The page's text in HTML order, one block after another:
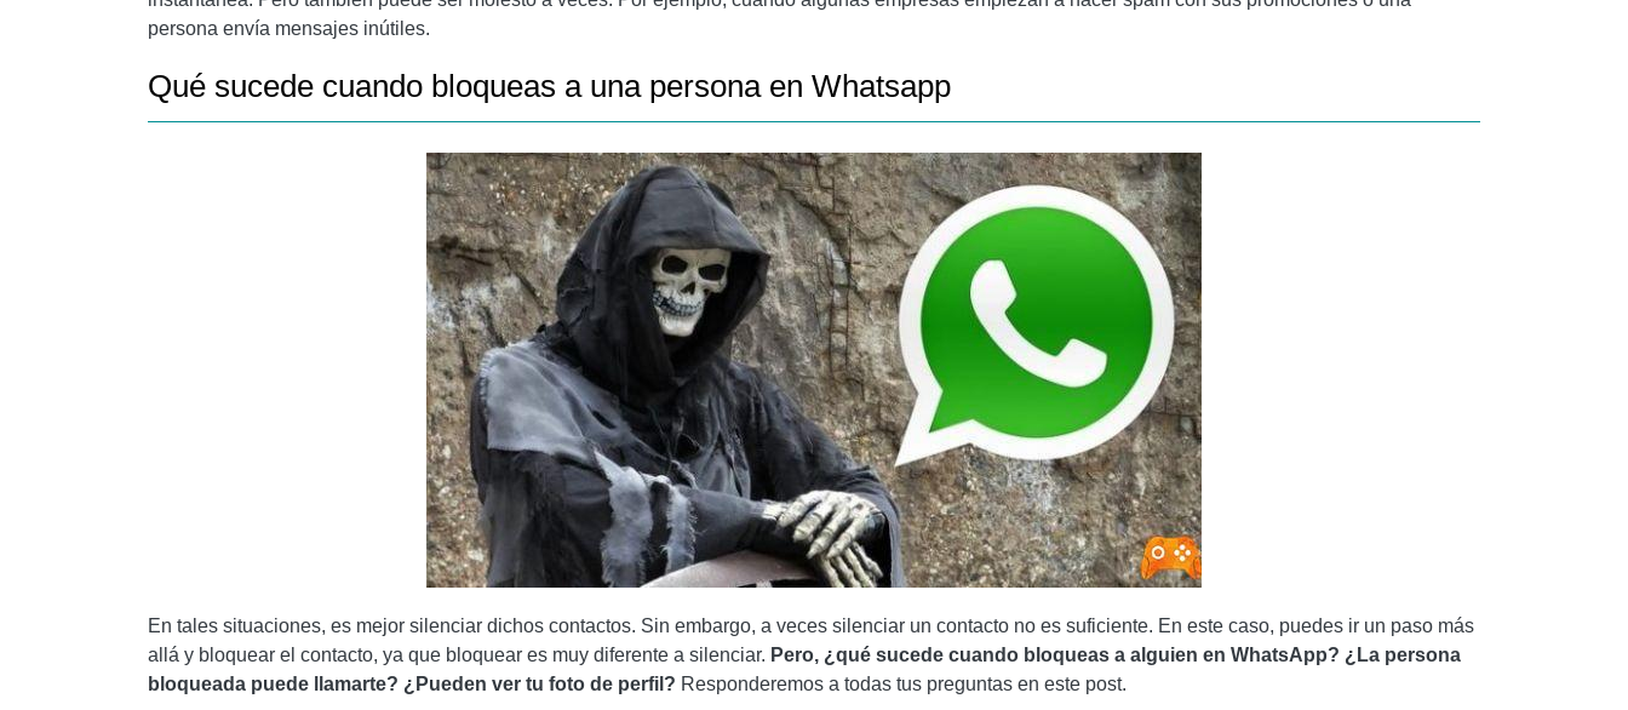
persona envía mensajes inútiles.
Qué sucede cuando bloqueas a una persona en Whatsapp
En tales situaciones, es mejor silenciar dichos contactos. Sin embargo, a veces silenciar un contacto no es suficiente. En este caso, puedes ir un paso más
allá y bloquear el contacto, ya que bloquear es muy diferente a silenciar. Pero, ¿qué sucede cuando bloqueas a alguien en WhatsApp? ¿La persona
bloqueada puede llamarte? ¿Pueden ver tu foto de perfil? Responderemos a todas tus preguntas en este post.